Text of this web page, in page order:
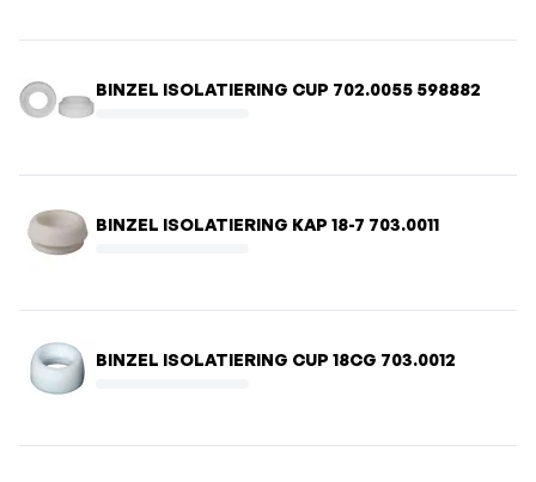
BINZEL ISOLATIERING CUP 702.0055 598882
BINZEL ISOLATIERING KAP 18-7 703.0011
BINZEL ISOLATIERING CUP 18CG 703.0012